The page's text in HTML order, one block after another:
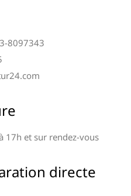
8097343
17h et sur rendez-vous
directe